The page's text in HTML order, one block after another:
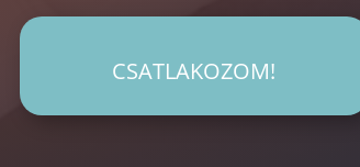
CSATLAKOZOM!